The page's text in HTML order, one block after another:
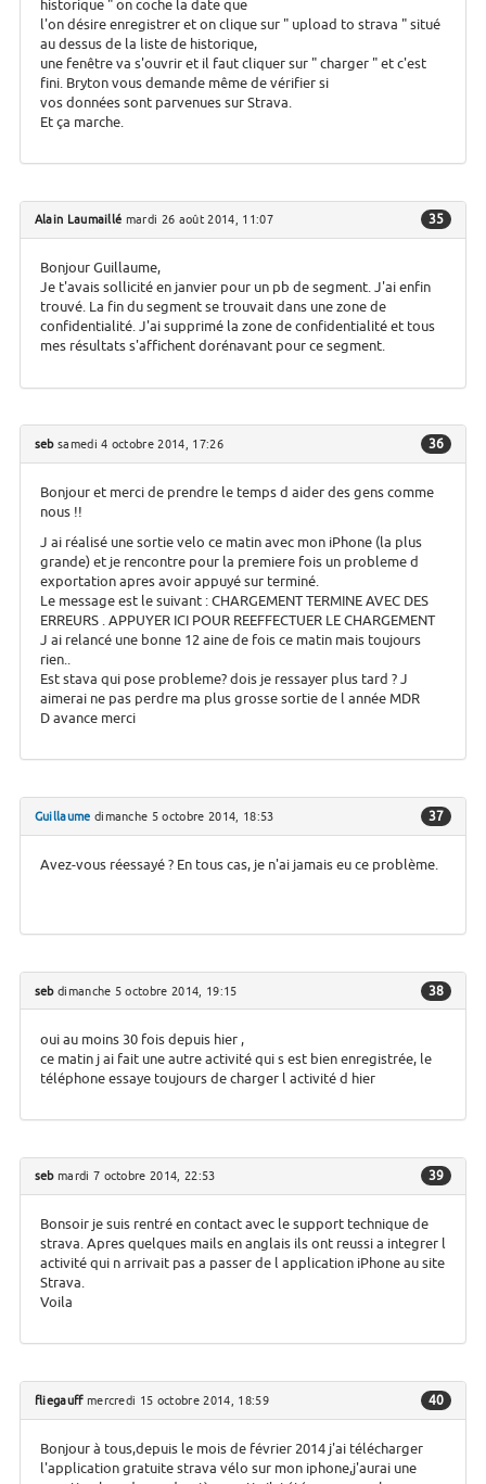
historique " on coche la date que
l'on désire enregistrer et on clique sur " upload to strava " situé
au dessus de la liste de historique,
une fenêtre va s'ouvrir et il faut cliquer sur " charger " et c'est
fini. Bryton vous demande même de vérifier si
vos données sont parvenues sur Strava.
Et ça marche.
Alain Laumaillé mardi 26 août 2014, 11:07 35
Bonjour Guillaume,
Je t'avais sollicité en janvier pour un pb de segment. J'ai enfin
trouvé. La fin du segment se trouvait dans une zone de
confidentialité. J'ai supprimé la zone de confidentialité et tous
mes résultats s'affichent dorénavant pour ce segment.
sebsamedi 4 octobre 2014, 17:26 36
Bonjour et merci de prendre le temps d aider des gens comme
nous !!
J ai réalisé une sortie velo ce matin avec mon iPhone (la plus
grande) et je rencontre pour la premiere fois un probleme d
exportation apres avoir appuyé sur terminé.
Le message est le suivant : CHARGEMENT TERMINE AVEC DES
ERREURS . APPUYER ICI POUR REEFFECTUER LE CHARGEMENT
J ai relancé une bonne 12 aine de fois ce matin mais toujours
rien..
Est stava qui pose probleme? dois je ressayer plus tard ? J
aimerai ne pas perdre ma plus grosse sortie de l année MDR
D avance merci
Guillaume dimanche 5 octobre 2014, 18:53 37
Avez-vous réessayé ? En tous cas, je n'ai jamais eu ce problème.
sebdimanche 5 octobre 2014, 19:15 38
oui au moins 30 fois depuis hier ,
ce matin j ai fait une autre activité qui s est bien enregistrée, le
téléphone essaye toujours de charger l activité d hier
sebmardi 7 octobre 2014, 22:53 39
Bonsoir je suis rentré en contact avec le support technique de
strava. Apres quelques mails en anglais ils ont reussi a integrer l
activité qui n arrivait pas a passer de l application iPhone au site
Strava.
Voila
fliegauffmercredi 15 octobre 2014, 18:59 40
Bonjour à tous,depuis le mois de février 2014 j'ai télécharger
l'application gratuite strava vélo sur mon iphone,j'aurai une